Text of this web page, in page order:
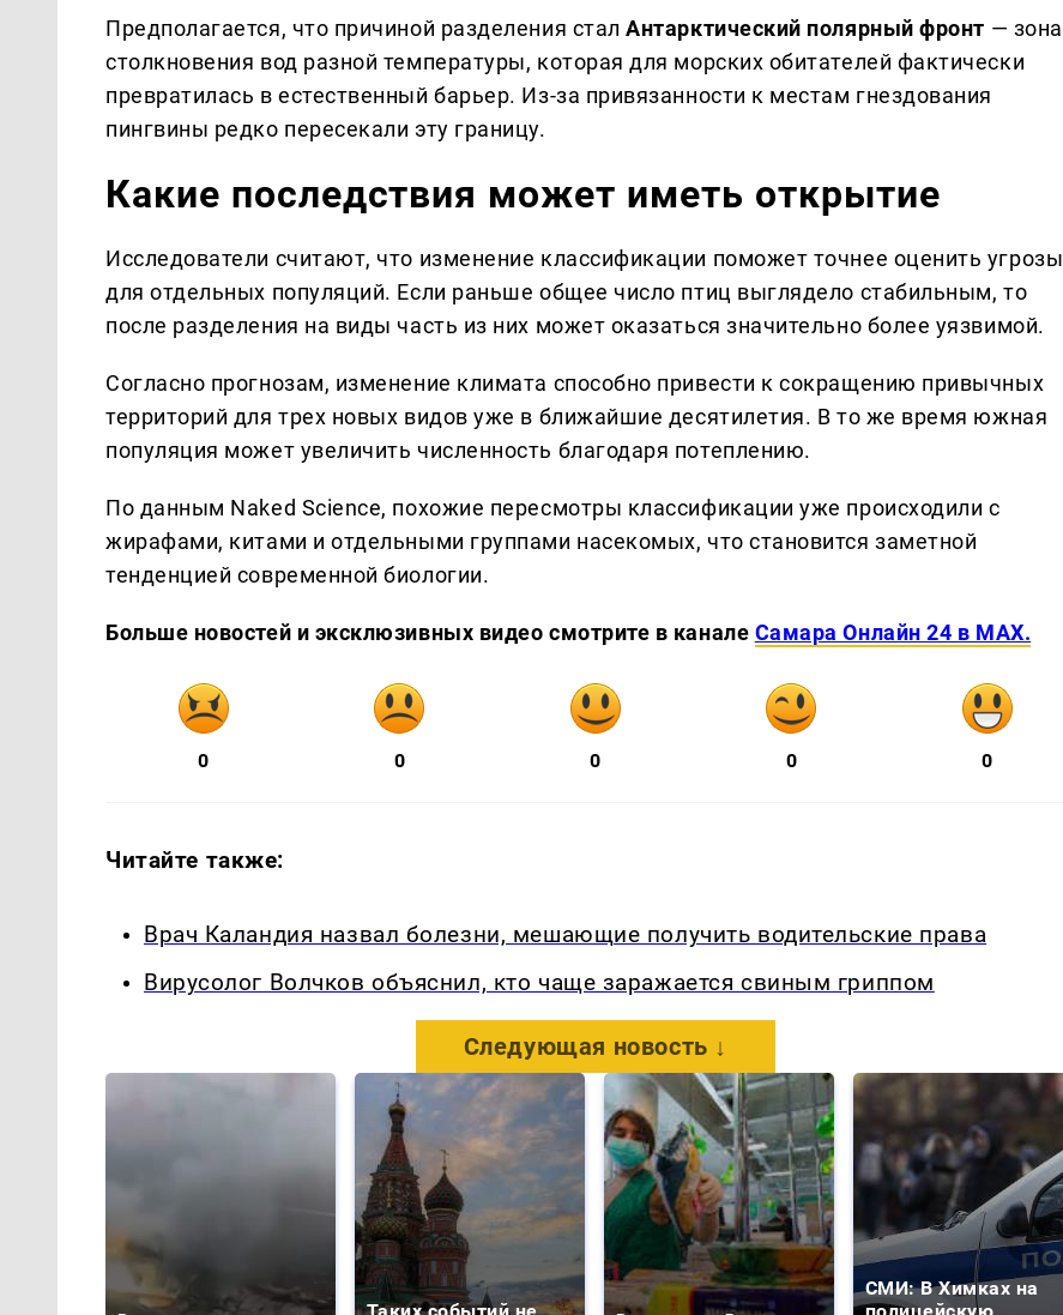
Предполагается, что причиной разделения сталАнтарктический полярный фронт — зона
столкновения вод разной температуры, которая для морских обитателей фактически
превратилась в естественный барьер. Из-за привязанности к местам гнездования
пингвины редко пересекали эту границу.
Какие последствия может иметь открытие
Исследователи считают, что изменение классификации поможет точнее оценить угрозы
для отдельных популяций. Если раньше общее число птиц выглядело стабильным, то
после разделения на виды часть из них может оказаться значительно более уязвимой.
Согласно прогнозам, изменение климата способно привести к сокращению привычных
территорий для трех новых видов уже в ближайшие десятилетия. В то же время южная
популяция может увеличить численность благодаря потеплению.
По данным Naked Science, похожие пересмотры классификации уже происходили с
жирафами, китами и отдельными группами насекомых, что становится заметной
тенденцией современной биологии.
Больше новостей и эксклюзивных видео смотрите в канале Самара Онлайн 24 в MAX.
0 0 0 0 0
Читайте также:
Врач Каландия назвал болезни, мешающие получить водительские права
Вирусолог Волчков объяснил, кто чаще заражается свиным гриппом
Следующая новость ↓
СМИ: В Химках на